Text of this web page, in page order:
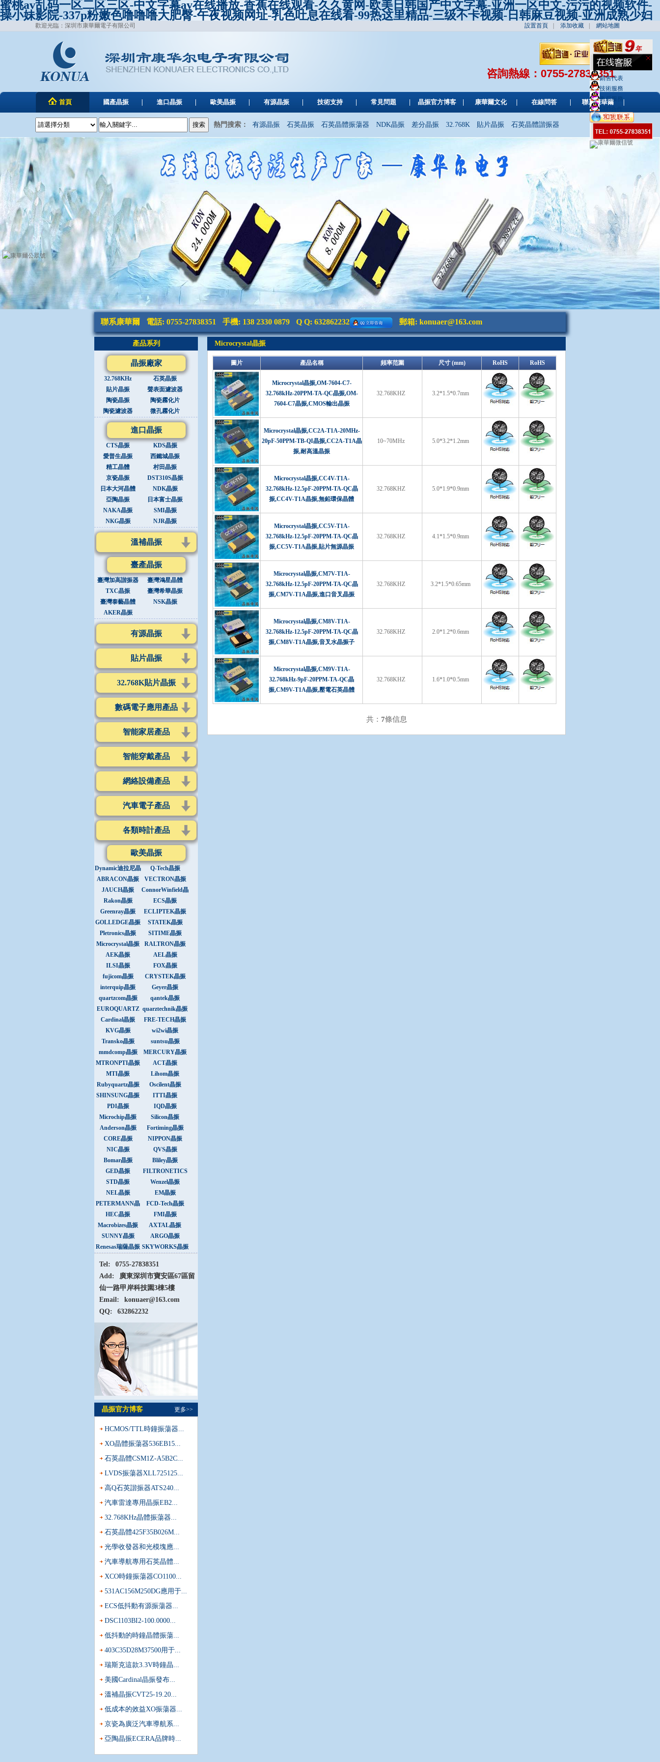
蜜桃av乱码一区二区三区-中文字幕av在线播放-香蕉在线观看-久久黄网-欧美日韩国产中文字幕-亚洲一区中文-污污的视频软件-
操小妹影院-337p粉嫩色噜噜噜大肥臀-午夜视频网址-乳色吐息在线看-99热这里精品-三级不卡视频-日韩麻豆视频-亚洲成熟少妇
歡迎光臨：深圳市康華爾電子有限公司 設置首頁 添加收藏 網站地圖
咨詢熱線： 0755-27838351
首頁 國產晶振 進口晶振 歐美晶振 有源晶振 技術支持 常見問題 晶振官方博客 康華爾文化 在線問答 聯系康華爾
熱門搜索： 有源晶振 石英晶振 石英晶體振蕩器 NDK晶振 差分晶振 32.768K 貼片晶振 石英晶體諧振器
聯系康華爾 電話: 0755-27838351 手機: 138 2330 0879 Q Q: 632862232 郵箱: konuaer@163.com
產品系列
晶振廠家
32.768KHz
石英晶振
貼片晶振
聲表面濾波器
陶瓷晶振
陶瓷霧化片
陶瓷濾波器
微孔霧化片
進口晶振
CTS晶振
KDS晶振
愛普生晶振
西鐵城晶振
精工晶體
村田晶振
京瓷晶振
DST310S晶振
日本大河晶體
NDK晶振
亞陶晶振
日本富士晶振
NAKA晶振
SMI晶振
NKG晶振
NJR晶振
溫補晶振
臺產晶振
臺灣加高諧振器
臺灣鴻星晶體
TXC晶振
臺灣希華晶振
臺灣泰藝晶體
NSK晶振
AKER晶振
有源晶振
貼片晶振
32.768K貼片晶振
數碼電子應用產品
智能家居產品
智能穿戴產品
網絡設備產品
汽車電子產品
各類時計產品
歐美晶振
Dynamic迪拉尼晶
振
Q-Tech晶振
ABRACON晶振
VECTRON晶振
JAUCH晶振
ConnorWinfield晶
振
Rakon晶振
ECS晶振
Greenray晶振
ECLIPTEK晶振
GOLLEDGE晶振
STATEK晶振
Pletronics晶振
SITIME晶振
Microcrystal晶振
RALTRON晶振
AEK晶振
AEL晶振
ILSI晶振
FOX晶振
fujicom晶振
CRYSTEK晶振
interquip晶振
Geyer晶振
quartzcom晶振
qantek晶振
EUROQUARTZ
晶振
quarztechnik晶振
Cardinal晶振
FRE-TECH晶振
KVG晶振
wi2wi晶振
Transko晶振
suntsu晶振
mmdcomp晶振
MERCURY晶振
MTRONPTI晶振
ACT晶振
MTI晶振
Lihom晶振
Rubyquartz晶振
Oscilent晶振
SHINSUNG晶振
ITTI晶振
PDI晶振
IQD晶振
Microchip晶振
Silicon晶振
Anderson晶振
Fortiming晶振
CORE晶振
NIPPON晶振
NIC晶振
QVS晶振
Bomar晶振
Bliley晶振
GED晶振
FILTRONETICS
晶振
STD晶振
Wenzel晶振
NEL晶振
EM晶振
PETERMANN晶
振
FCD-Tech晶振
HEC晶振
FMI晶振
Macrobizes晶振
AXTAL晶振
SUNNY晶振
ARGO晶振
Renesas瑞薩晶振 SKYWORKS晶振
Tel:
0755-27838351
Add:
廣東深圳市寶安區67區留
仙一路甲岸科技園3棟5樓
Email:
konuaer@163.com
QQ:
632862232
晶振官方博客 更多>>
HCMOS/TTL時鐘振蕩器...
XO晶體振蕩器536EB15...
石英晶體CSM1Z-A5B2C...
LVDS振蕩器XLL725125...
高Q石英諧振器ATS240...
汽車雷達專用晶振EB2...
32.768KHz晶體振蕩器...
石英晶體425F35B026M...
光學收發器和光模塊應...
汽車導航專用石英晶體...
XCO時鐘振蕩器CO1100...
531AC156M250DG應用于...
ECS低抖動有源振蕩器...
DSC1103BI2-100.0000...
低抖動的時鐘晶體振蕩...
403C35D28M37500用于...
瑞斯克這款3.3V時鐘晶...
美國Cardinal晶振發布...
溫補晶振CVT25-19.20...
低成本的效益XO振蕩器...
京瓷為廣泛汽車導航系...
亞陶晶振ECERA品牌時...
Microcrystal晶振
圖片 產品名稱 頻率范圍 尺寸 (mm) RoHS RoHS
Microcrystal晶振,OM-7604-C7-
32.768kHz-20PPM-TA-QC晶振,OM-
7604-C7晶振,CMOS輸出晶振
32.768KHZ 3.2*1.5*0.7mm
Microcrystal晶振,CC2A-T1A-20MHz-
20pF-50PPM-TB-QI晶振,CC2A-T1A晶
振,耐高溫晶振
10~70MHz 5.0*3.2*1.2mm
Microcrystal晶振,CC4V-T1A-
32.768kHz-12.5pF-20PPM-TA-QC晶
振,CC4V-T1A晶振,無鉛環保晶體
32.768KHZ 5.0*1.9*0.9mm
Microcrystal晶振,CC5V-T1A-
32.768kHz-12.5pF-20PPM-TA-QC晶
振,CC5V-T1A晶振,貼片無源晶振
32.768KHZ 4.1*1.5*0.9mm
Microcrystal晶振,CM7V-T1A-
32.768kHz-12.5pF-20PPM-TA-QC晶
振,CM7V-T1A晶振,進口音叉晶振
32.768KHZ 3.2*1.5*0.65mm
Microcrystal晶振,CM8V-T1A-
32.768kHz-12.5pF-20PPM-TA-QC晶
振,CM8V-T1A晶振,音叉水晶振子
32.768KHZ 2.0*1.2*0.6mm
Microcrystal晶振,CM9V-T1A-
32.768kHz-9pF-20PPM-TA-QC晶
振,CM9V-T1A晶振,壓電石英晶體
32.768KHZ 1.6*1.0*0.5mm
共： 7條信息
采購進口晶體振蕩器時哪三件事是必須要知道的?
頻率控制元器件早已成為各行各業都不可缺少的一種零件,可以分為諧振器,振蕩器和濾波器等,其中石英晶體振蕩器是目前該模塊比較受關注和一個系列.和石英晶體一樣都是
市場上用量非常大的元器件,值得注意的是,振蕩器基本都...
當有源晶體使用的溫度超過設定的范圍會發生什么?
比較基本的.石英晶體振蕩器系列的溫度,一般比普通無...
銷售代表
技術服務
售后服務